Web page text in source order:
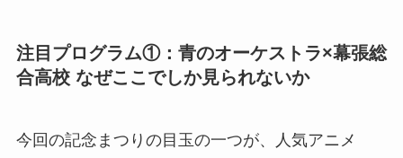
注目プログラム①：青のオーケストラ×幕張総
合高校 なぜここでしか見られないか
今回の記念まつりの目玉の一つが、人気アニメ